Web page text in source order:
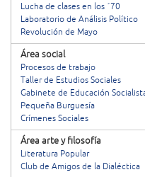
Lucha de clases en los ´70
Laboratorio de Análisis Político
Revolución de Mayo
Área social
Procesos de trabajo
Taller de Estudios Sociales
Gabinete de Educación
Pequeña Burguesía
Crímenes Sociales
Área arte y filosofía
Literatura Popular
Club de Amigos de la Dialéctica